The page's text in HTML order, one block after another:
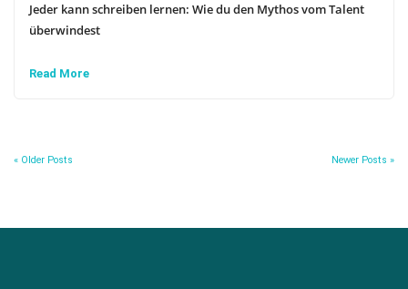
Jeder kann schreiben lernen: Wie du den Mythos vom Talent
überwindest
Read More
« Older Posts Newer Posts »